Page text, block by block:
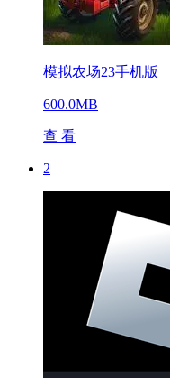
模拟农场23手机版
600.0MB
查 看
2